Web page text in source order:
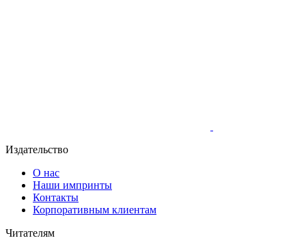
Издательство
О нас
Наши импринты
Контакты
Корпоративным клиентам
Читателям